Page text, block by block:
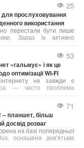
25
прослуховування
використання
перестали бути лише
Зараз їх активно
онлайн-зустрічей,
та ігор. Від типу
параметрів залежить не
комфорт при тривалому
53
«гальмує» і як це
оптимізації Wi-Fi
інтернету не завжди є
— часто проблема
Ось що можна зробити,
71
– планшет, більш
досвід розваг
на базі попередньої
оснащена дев’ятьма